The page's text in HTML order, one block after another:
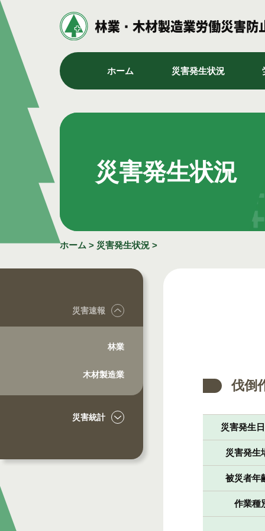
ホーム 災害発生状況
災害発生状況
ホーム > 災害発生状況>
災害速報
林業
木材製造業
災害統計
伐倒
災害発生
災害発生
被災者年
作業種